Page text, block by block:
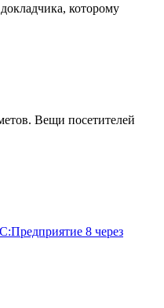
которому
Вещи посетителей
8 через